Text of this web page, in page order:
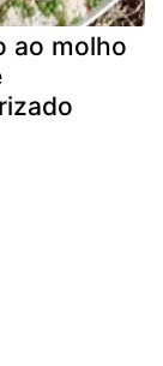
ao molho